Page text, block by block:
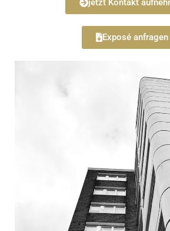
jetzt Kontakt
Exposé anfragen